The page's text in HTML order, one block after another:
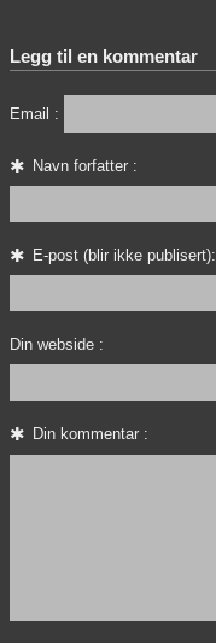
Legg til en kommentar
Email :
Navn forfatter :
E-post (blir ikke publisert):
Din webside :
Din kommentar :